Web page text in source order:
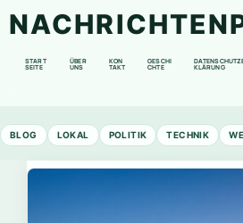
START
SEITE
ÜBER
UNS
KON
TAKT
GESCHI
CHTE KLÄRUNG
BLOG LOKAL POLITIK TECHNIK